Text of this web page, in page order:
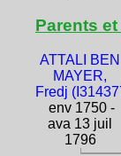
Parents
ATTALI BEN
MAYER,
Fredj
env 1750 -
ava 13 juil
1796